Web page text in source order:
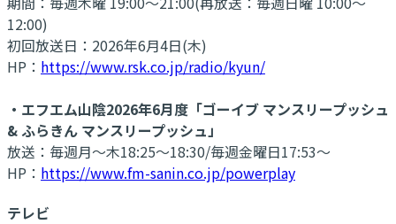
12:00)
初回放送日：2026年6月4日(木)
HP： https://www.rsk.co.jp/radio/kyun/
・エフエム山陰2026年6月度「ゴーイブ マンスリープッシュ
& ふらきん マンスリープッシュ」
放送：毎週月～木18:25～18:30/毎週金曜日17:53～
HP： https://www.fm-sanin.co.jp/powerplay
テレビ